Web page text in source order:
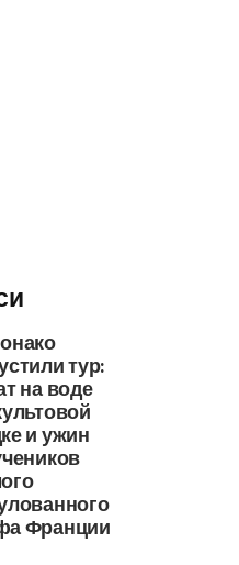
тур:
на воде
и ужин
Франции